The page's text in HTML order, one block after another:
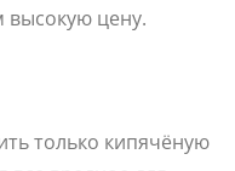
высокую цену.
только кипячёную